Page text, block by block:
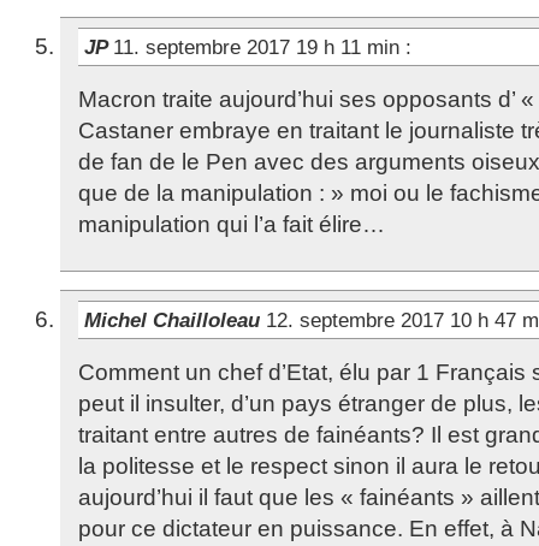
JP 11. septembre 2017 19 h 11 min :
Macron traite aujourd’hui ses opposants d’
Castaner embraye en traitant le journaliste
de fan de le Pen avec des arguments
que de la manipulation : » moi ou le
manipulation qui l’a fait élire…
Michel Chailloleau 12. septembre 2017 10 h 47
Comment un chef d’Etat, élu par 1 Français
peut il insulter, d’un pays étranger de plus,
traitant entre autres de fainéants? Il est
la politesse et le respect sinon il aura le
aujourd’hui il faut que les « fainéants »
pour ce dictateur en puissance. En effet, à